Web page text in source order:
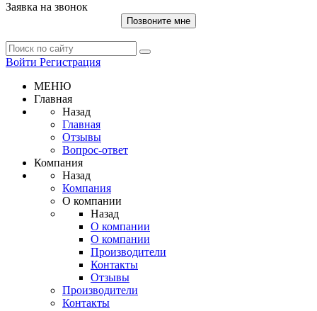
Заявка на звонок
Позвоните мне
Войти Регистрация
МЕНЮ
Главная
Назад
Главная
Отзывы
Вопрос-ответ
Компания
Назад
Компания
О компании
Назад
О компании
О компании
Производители
Контакты
Отзывы
Производители
Контакты